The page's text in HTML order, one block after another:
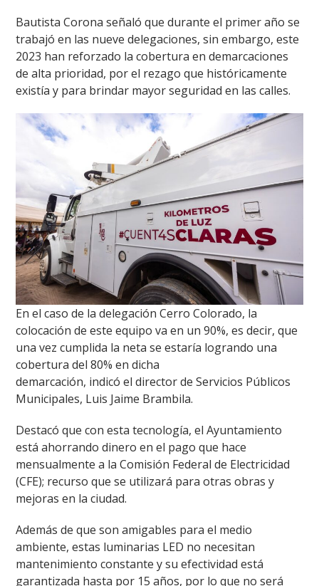
Bautista Corona señaló que durante el primer año se
trabajó en las nueve delegaciones, sin embargo, este
2023 han reforzado la cobertura en demarcaciones
de alta prioridad, por el rezago que históricamente
existía y para brindar mayor seguridad en las calles.
En el caso de la delegación Cerro Colorado, la
colocación de este equipo va en un 90%, es decir, que
una vez cumplida la neta se estaría logrando una
cobertura del 80% en dicha
demarcación, indicó el director de Servicios Públicos
Municipales, Luis Jaime Brambila.
Destacó que con esta tecnología, el Ayuntamiento
está ahorrando dinero en el pago que hace
mensualmente a la Comisión Federal de Electricidad
(CFE); recurso que se utilizará para otras obras y
mejoras en la ciudad.
Además de que son amigables para el medio
ambiente, estas luminarias LED no necesitan
mantenimiento constante y su efectividad está
garantizada hasta por 15 años, por lo que no será